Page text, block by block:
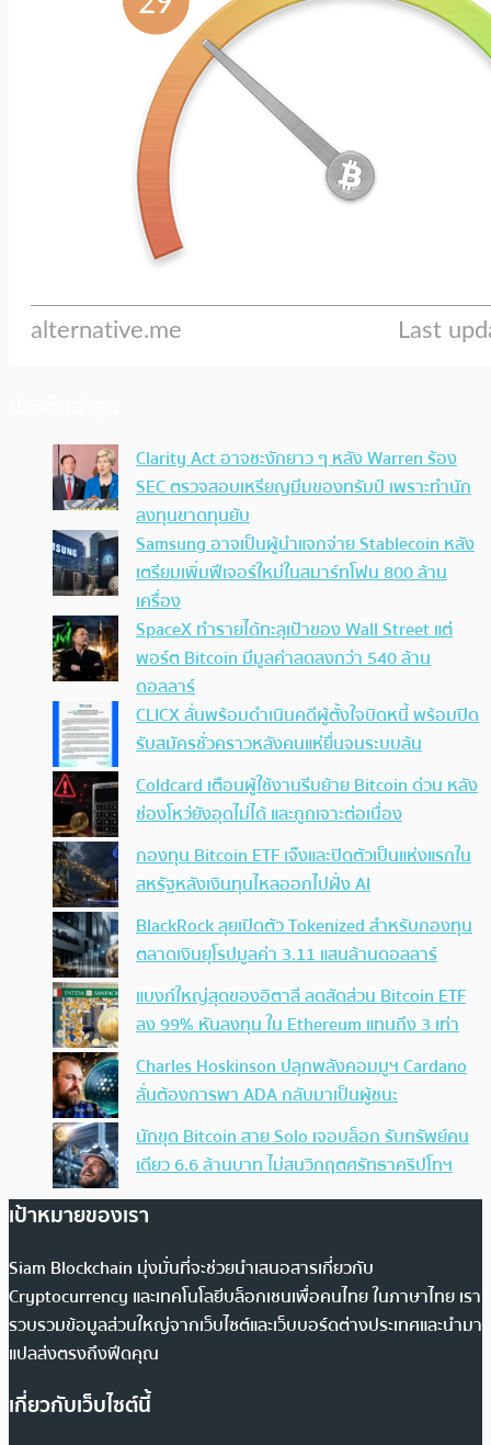
Clarity Act อาจชะงักยาว ๆ หลัง Warren ร้อง
SEC ตรวจสอบเหรียญมีมของทรัมป์ เพราะทำนัก
ลงทุนขาดทุนยับ
Samsung อาจเป็นผู้นำแจกจ่าย Stablecoin หลัง
เตรียมเพิ่มฟีเจอร์ใหม่ในสมาร์ทโฟน 800 ล้าน
เครื่อง
SpaceX ทำรายได้ทะลุเป้าของ Wall Street แต่
พอร์ต Bitcoin มีมูลค่าลดลงกว่า 540 ล้าน
ดอลลาร์
CLICX ลั่นพร้อมดำเนินคดีผู้ตั้งใจบิดหนี้ พร้อมปิด
รับสมัครชั่วคราวหลังคนแห่ยื่นจนระบบล้น
Coldcard เตือนผู้ใช้งานรีบย้าย Bitcoin ด่วน หลัง
ช่องโหว่ยังอุดไม่ได้ และถูกเจาะต่อเนื่อง
กองทุน Bitcoin ETF เจ๊งและปิดตัวเป็นแห่งแรกใน
สหรัฐหลังเงินทุนไหลออกไปฝั่ง AI
BlackRock ลุยเปิดตัว Tokenized สำหรับกองทุน
ตลาดเงินยุโรปมูลค่า 3.11 แสนล้านดอลลาร์
แบงก์ใหญ่สุดของอิตาลี ลดสัดส่วน Bitcoin ETF
ลง 99% หันลงทุน ใน Ethereum แทนถึง 3 เท่า
Charles Hoskinson ปลุกพลังคอมมูฯ Cardano
ลั่นต้องการพา ADA กลับมาเป็นผู้ชนะ
นักขุด Bitcoin สาย Solo เจอบล็อก รับทรัพย์คน
เดียว 6.6 ล้านบาท ไม่สนวิกฤตศรัทธาคริปโทฯ
เป้าหมายของเรา
Siam Blockchain มุ่งมั่นที่จะช่วยนำเสนอสารเกี่ยวกับ
Cryptocurrency และเทคโนโลยีบล็อกเชนเพื่อคนไทย ในภาษาไทย เรา
รวบรวมข้อมูลส่วนใหญ่จากเว็บไซต์และเว็บบอร์ดต่างประเทศและนำมา
แปลส่งตรงถึงฟีดคุณ
เกี่ยวกับเว็บไซต์นี้